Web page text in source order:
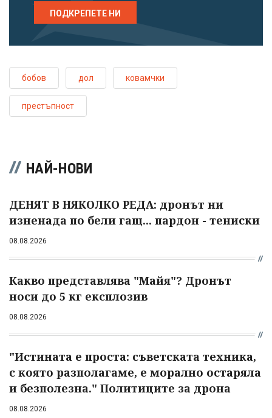
ПОДКРЕПЕТЕ НИ
бобов дол ковамчки
престъпност
НАЙ-НОВИ
ДЕНЯТ В НЯКОЛКО РЕДА: дронът ни
изненада по бели гащ... пардон - тениски
08.08.2026
Какво представлява "Майя"? Дронът
носи до 5 кг експлозив
08.08.2026
"Истината е проста: съветската техника,
с която разполагаме, е морално остаряла
и безполезна." Политиците за дрона
08.08.2026